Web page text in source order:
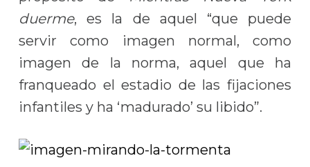
duerme, es la de aquel “que puede
servir como imagen normal, como
imagen de la norma, aquel que ha
franqueado el estadio de las fijaciones
infantiles y ha ‘madurado’ su libido”.